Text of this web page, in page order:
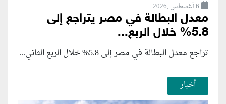
6 أغسطس ,2026
معدل البطالة في مصر يتراجع إلى
5.8% خلال الربع...
تراجع معدل البطالة في مصر إلى 5.8% خلال الربع الثاني...
أخبار